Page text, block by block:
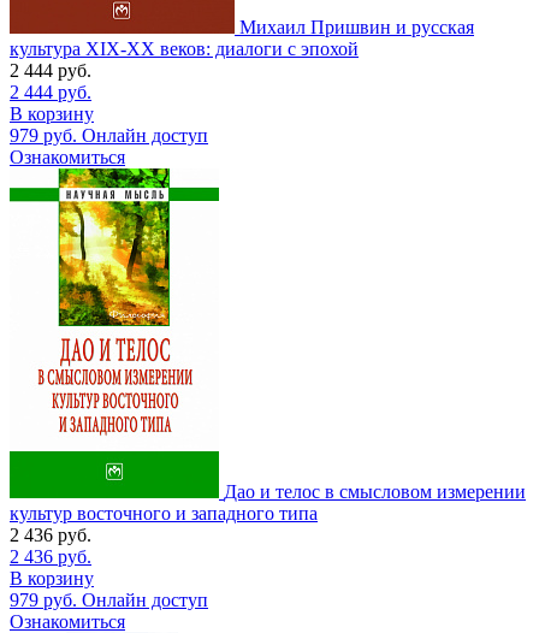
Михаил Пришвин и русская
культура ХIХ-ХХ веков: диалоги с эпохой
2 444 руб.
2 444 руб.
В корзину
979 руб. Онлайн доступ
Ознакомиться
Дао и телос в смысловом измерении
культур восточного и западного типа
2 436 руб.
2 436 руб.
В корзину
979 руб. Онлайн доступ
Ознакомиться